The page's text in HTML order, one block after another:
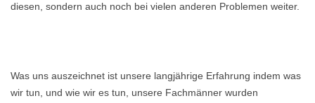
diesen, sondern auch noch bei vielen anderen Problemen weiter.
Was uns auszeichnet ist unsere langjährige Erfahrung indem was
wir tun, und wie wir es tun, unsere Fachmänner wurden